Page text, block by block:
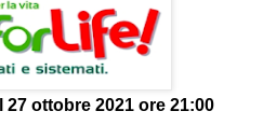
27 ottobre 2021 ore 21:00